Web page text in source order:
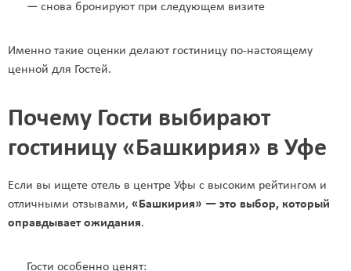
— снова бронируют при следующем визите
Именно такие оценки делают гостиницу по-настоящему
ценной для Гостей.
Почему Гости выбирают
гостиницу «Башкирия» в Уфе
Если вы ищете отель в центре Уфы с высоким рейтингом и
отличными отзывами, «Башкирия» — это выбор, который
оправдывает ожидания.
Гости особенно ценят: